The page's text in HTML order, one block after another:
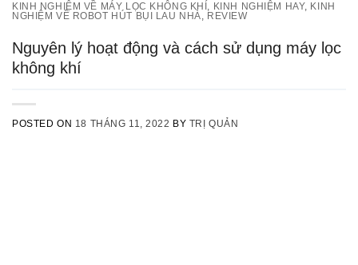
KINH NGHIỆM VỀ MÁY LỌC KHÔNG KHÍ KINH NGHIỆM HAY,
KINH
NGHIỆM VỀ ROBOT HÚT BỤI LAU NHÀ
REVIEW
Nguyên lý hoạt động và cách sử dụng máy lọc
không khí
POSTED ON 18 THÁNG 11, 2022 BY TRỊ QUẢN